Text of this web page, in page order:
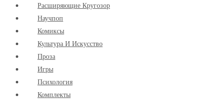
Расширяющие Кругозор
Научпоп
Комиксы
Культура И Искусство
Проза
Игры
Психология
Комплекты